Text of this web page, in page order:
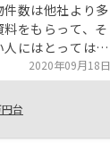
数は他社より多
をもらって、そ
にはとっては良
素人では気付かな
や特徴、重要事
係書類の説明や
ところや悪いと
リスクも含め
2020年09月18日
台